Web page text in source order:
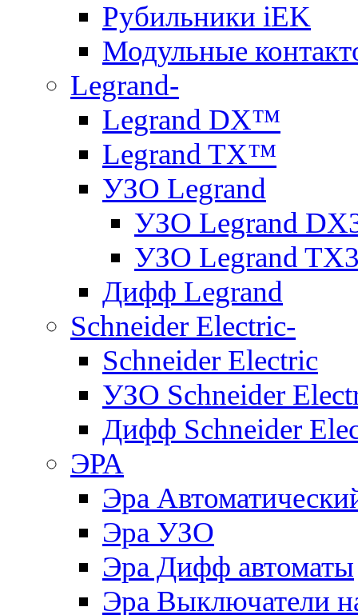
Рубильники iEK
Модульные
Legrand-
Legrand DX™
Legrand TX™
УЗО Legrand
УЗО Legrand
УЗО Legrand
Дифф Legrand
Schneider Electric-
Schneider Electric
УЗО Schneider
Дифф Schneider
ЭРА
Эра
Эра УЗО
Эра Дифф автоматы
Эра Выключатели